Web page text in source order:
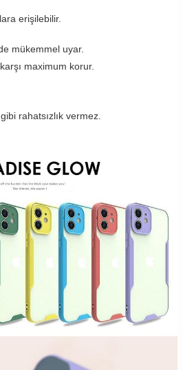
erişilebilir.
mükemmel uyar.
maximum korur.
rahatsızlık vermez.